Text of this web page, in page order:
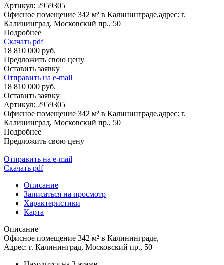
Артикул: 2959305
Офисное помещение 342 м² в Калининграде,адрес: г.
Калининград, Московский пр., 50
Подробнее
Скачать pdf
18 810 000 руб.
Предложить свою цену
Оставить заявку
Отправить на e-mail
18 810 000 руб.
Оставить заявку
Артикул: 2959305
Офисное помещение 342 м² в Калининграде,адрес: г.
Калининград, Московский пр., 50
Подробнее
Предложить свою цену
Отправить на e-mail
Скачать pdf
Описание
Записаться на просмотр
Характеристики
Карта
Описание
Офисное помещение 342 м² в Калининграде,
Адрес: г. Калининград, Московский пр., 50